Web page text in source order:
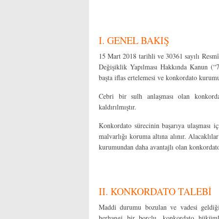
I. GENEL BAKIŞ
15 Mart 2018 tarihli ve 30361 sayılı
Değişiklik Yapılması Hakkında Kanun
başta iflas ertelemesi ve konkordato
Cebri bir sulh anlaşması olan
kaldırılmıştır.
Konkordato sürecinin başarıya ulaşması
malvarlığı koruma altına alınır.
kurumundan daha avantajlı olan
II. KONKORDATO TALEBİ
Maddi durumu bozulan ve vadesi